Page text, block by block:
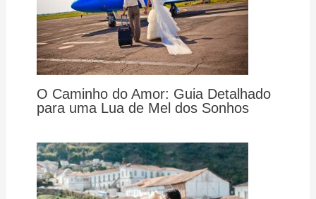
O Caminho do Amor: Guia Detalhado
para uma Lua de Mel dos Sonhos